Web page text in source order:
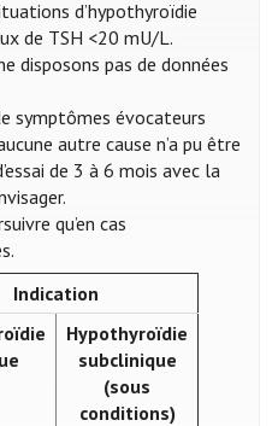
d’hypothyroïdie
de TSH <20 mU/L.
disposons pas de données
symptômes évocateurs
autre cause n’a pu être
de 3 à 6 mois avec la
qu’en cas
Indication
Hypothyroïdie
subclinique
(sous
conditions)